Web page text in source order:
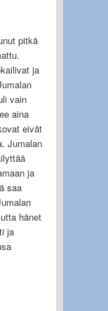
pitkä
ja
vain
aina
eivät
Jumalan
ja
saa
hänet
ja